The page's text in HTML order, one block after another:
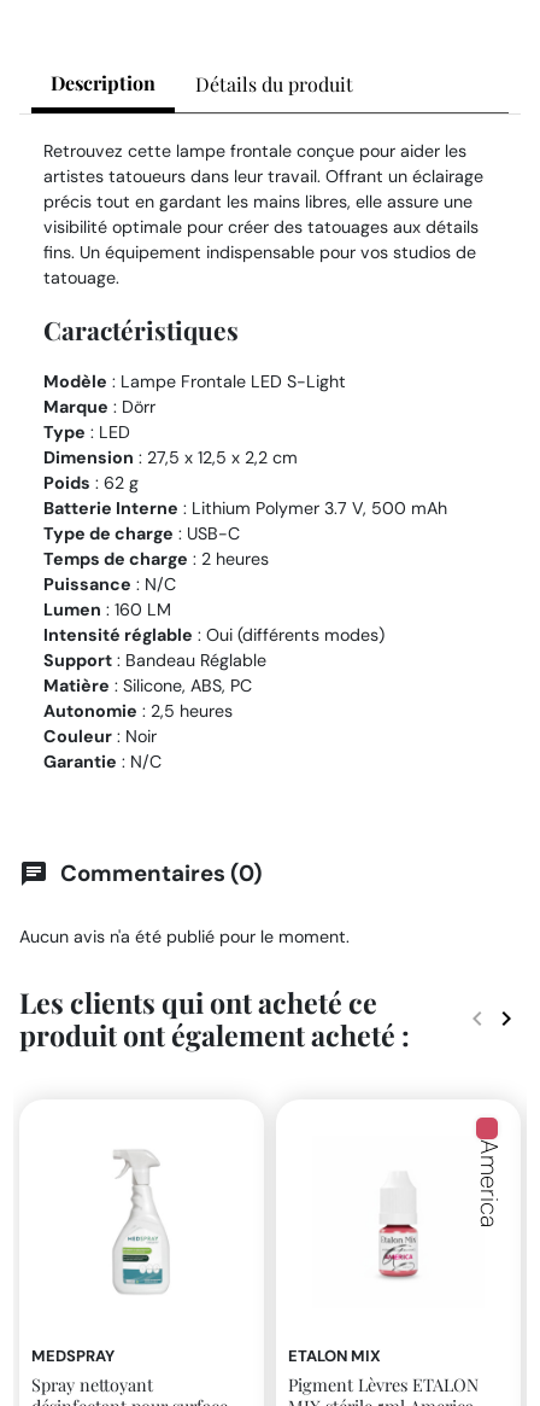
Description Détails du produit
Retrouvez cette lampe frontale conçue pour aider les
artistes tatoueurs dans leur travail. Offrant un éclairage
précis tout en gardant les mains libres, elle assure une
visibilité optimale pour créer des tatouages aux détails
fins. Un équipement indispensable pour vos studios de
tatouage.
Caractéristiques
Modèle : Lampe Frontale LED S-Light
Marque : Dörr
Type : LED
Dimension : 27,5 x 12,5 x 2,2 cm
Poids : 62 g
Batterie Interne : Lithium Polymer 3.7 V, 500 mAh
Type de charge : USB-C
Temps de charge : 2 heures
Puissance : N/C
Lumen : 160 LM
Intensité réglable : Oui (différents modes)
Support : Bandeau Réglable
Matière : Silicone, ABS, PC
Autonomie : 2,5 heures
Couleur : Noir
Garantie : N/C
chat Commentaires (0)
Aucun avis n'a été publié pour le moment.
Les clients qui ont acheté ce
produit ont également acheté :
keyboard_arrow_left keyboard_arrow_right
MEDSPRAY
Spray nettoyant
America
ETALON MIX
Pigment Lèvres ETALON